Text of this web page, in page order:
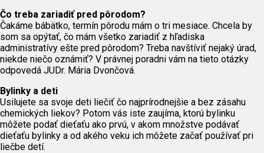
Čo treba zariadiť pred pôrodom?
Čakáme bábätko, termín pôrodu mám o tri mesiace. Chcela by
som sa opýtať, čo mám všetko zariadiť z hľadiska
administratívy ešte pred pôrodom? Treba navštíviť nejaký úrad,
niekde niečo oznámiť? V právnej poradni vám na tieto otázky
odpovedá JUDr. Mária Dvončová.
Bylinky a deti
Usilujete sa svoje deti liečiť čo najprírodnejšie a bez zásahu
chemických liekov? Potom vás iste zaujíma, ktorú bylinku
môžete podať dieťaťu ako prvú, v akom množstve podávať
dieťaťu bylinky a od akého veku ich môžete začať používať pri
liečbe detí.